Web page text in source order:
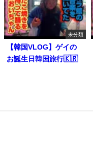
未分類
【韓国VLOG】ゲイの
お誕生日韓国旅行🇰🇷